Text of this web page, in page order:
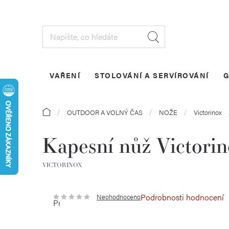
VAŘENÍ STOLOVÁNÍ A SERVÍROVÁNÍ
DomůOUTDOOR A VOLNÝ ČAS NOŽE Victorinox
Kapesní nůž
VICTORINOX
Průměrné
hodnocení
NeohodnocenoPodrobnosti hodnocení